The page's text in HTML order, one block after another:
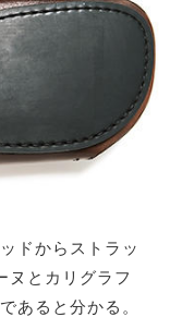
ドからストラッ
ヌとカリグラフ
あると分かる。